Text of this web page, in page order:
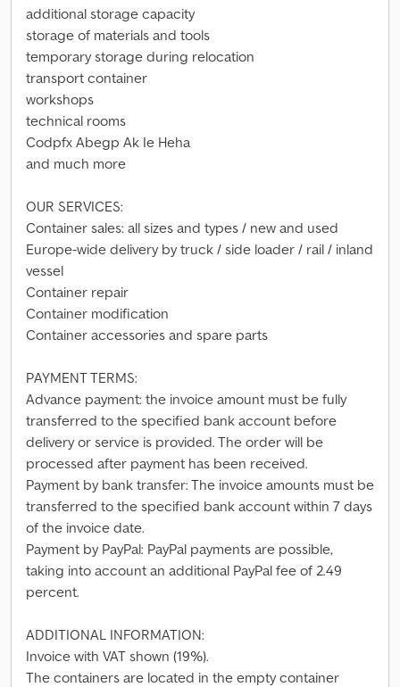
additional storage capacity
storage of materials and tools
temporary storage during relocation
transport container
workshops
technical rooms
Codpfx Abegp Ak Ie Heha
and much more
OUR SERVICES:
Container sales: all sizes and types / new and used
Europe-wide delivery by truck / side loader / rail / inland
vessel
Container repair
Container modification
Container accessories and spare parts
PAYMENT TERMS:
Advance payment: the invoice amount must be fully
transferred to the specified bank account before
delivery or service is provided. The order will be
processed after payment has been received.
Payment by bank transfer: The invoice amounts must be
transferred to the specified bank account within 7 days
of the invoice date.
Payment by PayPal: PayPal payments are possible,
taking into account an additional PayPal fee of 2.49
percent.
ADDITIONAL INFORMATION:
Invoice with VAT shown (19%).
The containers are located in the empty container